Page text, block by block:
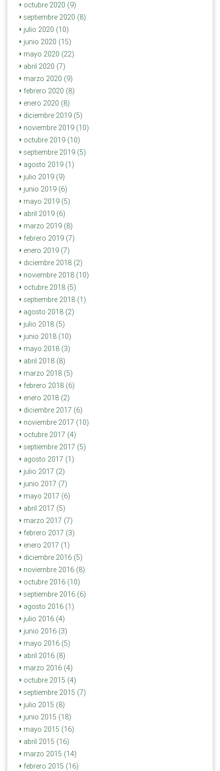
octubre 2020 (9)
septiembre 2020 (8)
julio 2020 (10)
junio 2020 (15)
mayo 2020 (22)
abril 2020 (7)
marzo 2020 (9)
febrero 2020 (8)
enero 2020 (8)
diciembre 2019 (5)
noviembre 2019 (10)
octubre 2019 (10)
septiembre 2019 (5)
agosto 2019 (1)
julio 2019 (9)
junio 2019 (6)
mayo 2019 (5)
abril 2019 (6)
marzo 2019 (8)
febrero 2019 (7)
enero 2019 (7)
diciembre 2018 (2)
noviembre 2018 (10)
octubre 2018 (5)
septiembre 2018 (1)
agosto 2018 (2)
julio 2018 (5)
junio 2018 (10)
mayo 2018 (3)
abril 2018 (8)
marzo 2018 (5)
febrero 2018 (6)
enero 2018 (2)
diciembre 2017 (6)
noviembre 2017 (10)
octubre 2017 (4)
septiembre 2017 (5)
agosto 2017 (1)
julio 2017 (2)
junio 2017 (7)
mayo 2017 (6)
abril 2017 (5)
marzo 2017 (7)
febrero 2017 (3)
enero 2017 (1)
diciembre 2016 (5)
noviembre 2016 (8)
octubre 2016 (10)
septiembre 2016 (6)
agosto 2016 (1)
julio 2016 (4)
junio 2016 (3)
mayo 2016 (5)
abril 2016 (8)
marzo 2016 (4)
octubre 2015 (4)
septiembre 2015 (7)
julio 2015 (8)
junio 2015 (18)
mayo 2015 (16)
abril 2015 (16)
marzo 2015 (14)
febrero 2015 (16)